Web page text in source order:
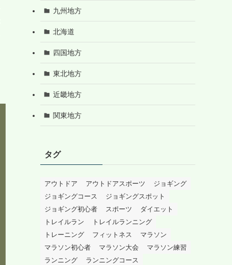
九州地方
北海道
四国地方
東北地方
近畿地方
関東地方
タグ
アウトドア アウトドアスポーツ
ジョギング
ジョギングコース
ジョギングスポット
ジョギング初心者
スポーツ
ダイエット
トレイルラン
トレイルランニング
トレーニング
フィットネス
マラソン
マラソン初心者
マラソン大会
マラソン練習
ランニング
ランニングコース